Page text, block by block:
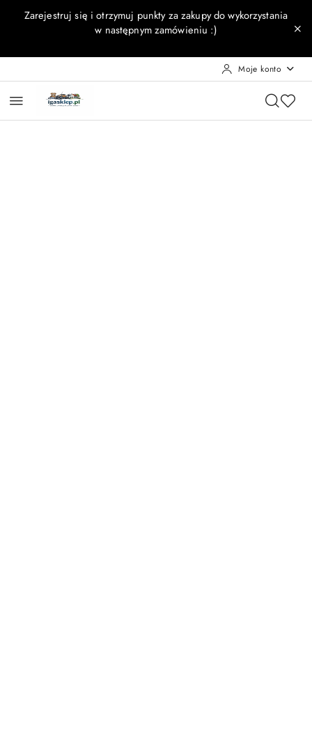
Przejdź do treści głównej
Przejdź do wyszukiwarki
Przejdź do moje konto
Przejdź do menu głównego
Przejdź do opisu produktu
Przejdź do stopki
Zarejestruj się i otrzymuj punkty za zakupy do wykorzystania
w następnym zamówieniu :)
Moje konto